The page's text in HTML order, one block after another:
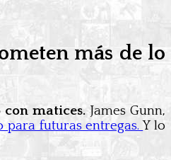
más de lo
matices.James Gunn,
para futuras entregas.Y lo